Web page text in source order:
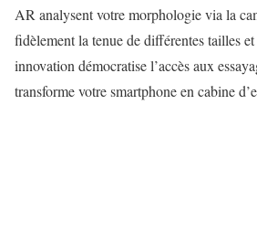
AR analysent votre morphologie via la
fidèlement la tenue de différentes tailles
innovation démocratise l’accès aux
transforme votre smartphone en cabine